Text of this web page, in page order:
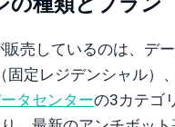
販売しているのは、デ
固定レジデンシャル）
タセンターの3カテゴ